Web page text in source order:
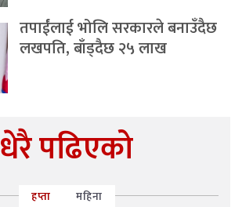
तपाईंलाई भोलि सरकारले बनाउँदैछ
लखपति, बाँड्दैछ २५ लाख
धेरै पढिएको
हप्ता महिना